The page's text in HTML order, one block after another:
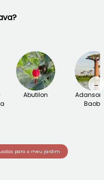
Abutilon
Baobá
→
para o meu jardim